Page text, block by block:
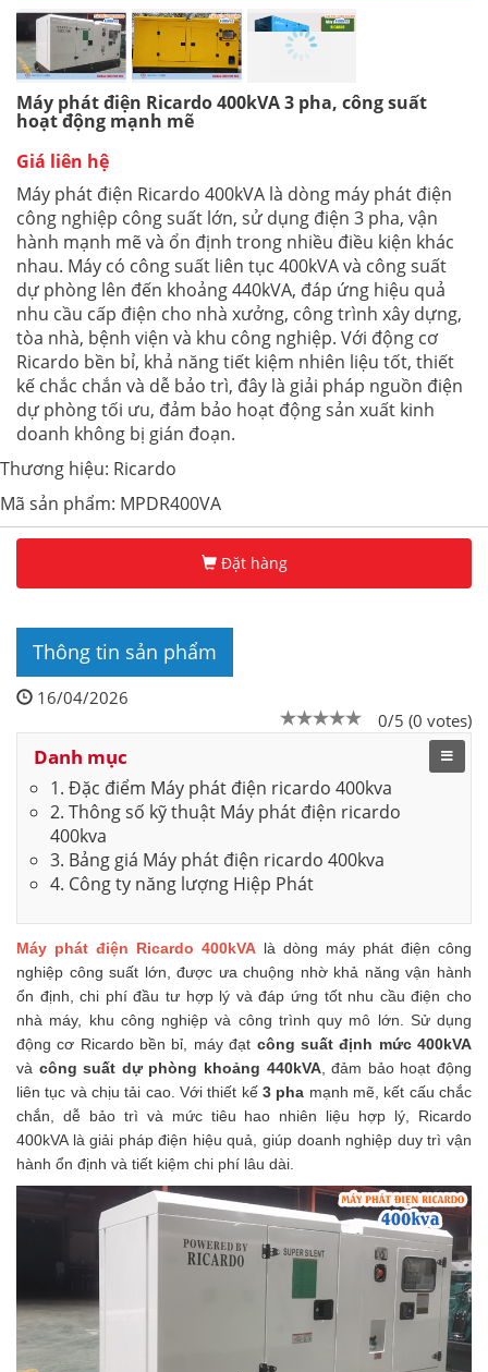
Máy phát điện Ricardo 400kVA 3 pha, công suất
hoạt động mạnh mẽ
Giá liên hệ
Máy phát điện Ricardo 400kVA là dòng máy phát điện
công nghiệp công suất lớn, sử dụng điện 3 pha, vận
hành mạnh mẽ và ổn định trong nhiều điều kiện khác
nhau. Máy có công suất liên tục 400kVA và công suất
dự phòng lên đến khoảng 440kVA, đáp ứng hiệu quả
nhu cầu cấp điện cho nhà xưởng, công trình xây dựng,
tòa nhà, bệnh viện và khu công nghiệp. Với động cơ
Ricardo bền bỉ, khả năng tiết kiệm nhiên liệu tốt, thiết
kế chắc chắn và dễ bảo trì, đây là giải pháp nguồn điện
dự phòng tối ưu, đảm bảo hoạt động sản xuất kinh
doanh không bị gián đoạn.
Thương hiệu: Ricardo
Mã sản phẩm: MPDR400VA
Đặt hàng
Thông tin sản phẩm
16/04/2026
0/5 (0 votes)
Danh mục
1. Đặc điểm Máy phát điện ricardo 400kva
2. Thông số kỹ thuật Máy phát điện ricardo
400kva
3. Bảng giá Máy phát điện ricardo 400kva
4. Công ty năng lượng Hiệp Phát
Máy phát điện Ricardo 400kVA là dòng máy phát điện công
nghiệp công suất lớn, được ưa chuộng nhờ khả năng vận hành
ổn định, chi phí đầu tư hợp lý và đáp ứng tốt nhu cầu điện cho
nhà máy, khu công nghiệp và công trình quy mô lớn. Sử dụng
động cơ Ricardo bền bỉ, máy đạt công suất định mức 400kVA
và công suất dự phòng khoảng 440kVA, đảm bảo hoạt động
liên tục và chịu tải cao. Với thiết kế 3 pha mạnh mẽ, kết cấu chắc
chắn, dễ bảo trì và mức tiêu hao nhiên liệu hợp lý, Ricardo
400kVA là giải pháp điện hiệu quả, giúp doanh nghiệp duy trì vận
hành ổn định và tiết kiệm chi phí lâu dài.